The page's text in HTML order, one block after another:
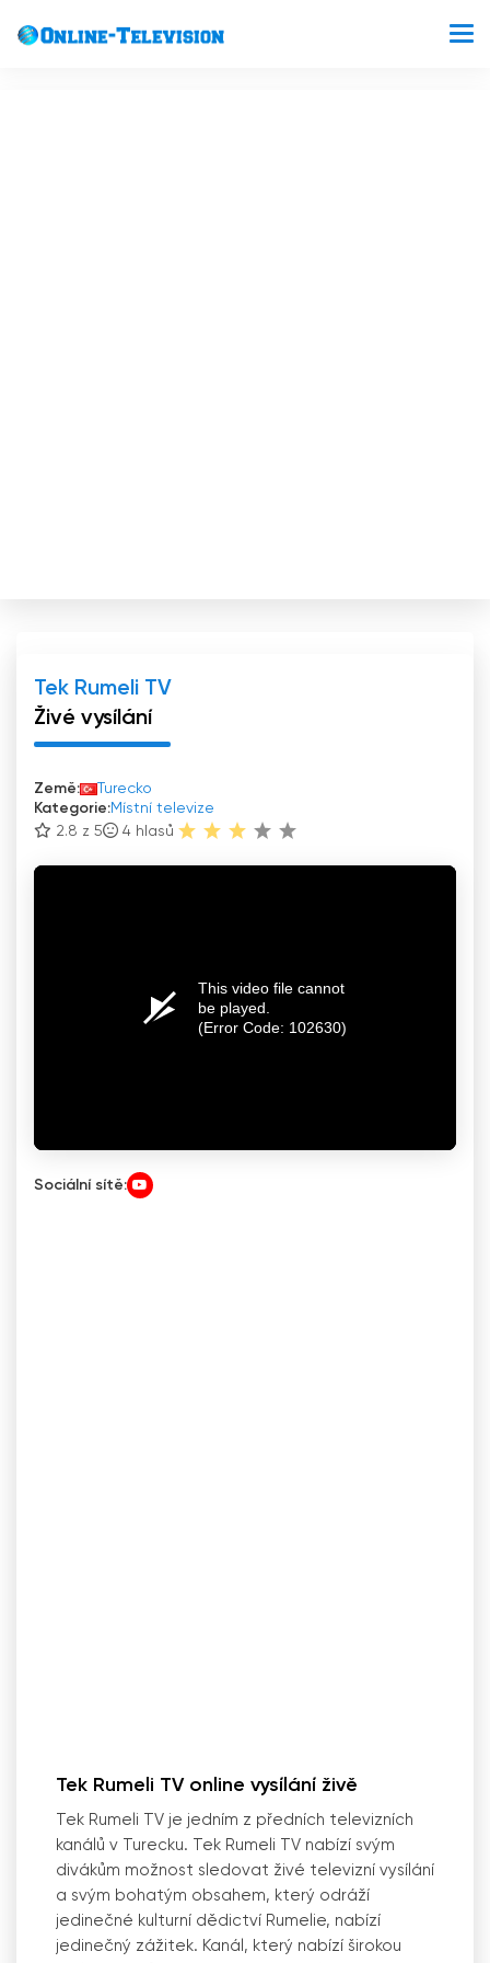
Tek Rumeli TV
Živé vysílání
Země:
Turecko
Kategorie:Místní televize
2.8 z 5
4 hlasů
Sociální sítě:
Tek Rumeli TV online vysílání živě
Tek Rumeli TV je jedním z předních televizních
kanálů v Turecku. Tek Rumeli TV nabízí svým
divákům možnost sledovat živé televizní vysílání
a svým bohatým obsahem, který odráží
jedinečné kulturní dědictví Rumelie, nabízí
jedinečný zážitek. Kanál, který nabízí širokou